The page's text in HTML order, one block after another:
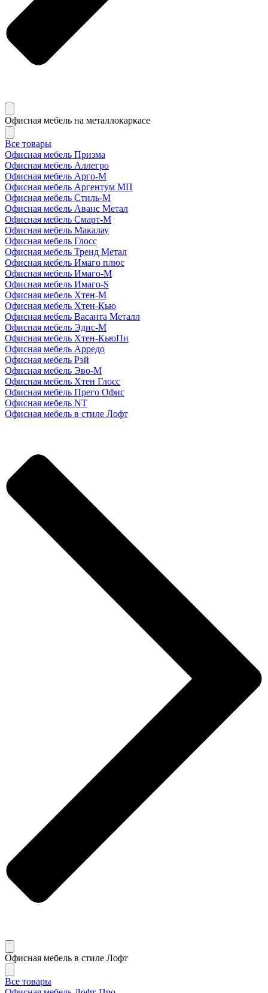
Офисная мебель на металлокаркасе
Все товары
Офисная мебель Призма
Офисная мебель Аллегро
Офисная мебель Арго-М
Офисная мебель Аргентум МП
Офисная мебель Стиль-М
Офисная мебель Аванс Метал
Офисная мебель Смарт-М
Офисная мебель Макалау
Офисная мебель Глосс
Офисная мебель Тренд Метал
Офисная мебель Имаго плюс
Офисная мебель Имаго-М
Офисная мебель Имаго-S
Офисная мебель Хтен-M
Офисная мебель Хтен-Кью
Офисная мебель Васанта Металл
Офисная мебель Эдис-M
Офисная мебель Хтен-КьюПи
Офисная мебель Арредо
Офисная мебель Рэй
Офисная мебель Эво-M
Офисная мебель Хтен Глосс
Офисная мебель Прего Офис
Офисная мебель NT
Офисная мебель в стиле Лофт
Офисная мебель в стиле Лофт
Все товары